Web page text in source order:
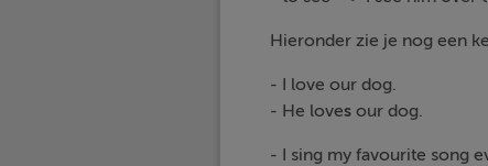
Hieronder zie je nog een
- I love our dog.
- He lovesour dog.
- I sing my favourite song